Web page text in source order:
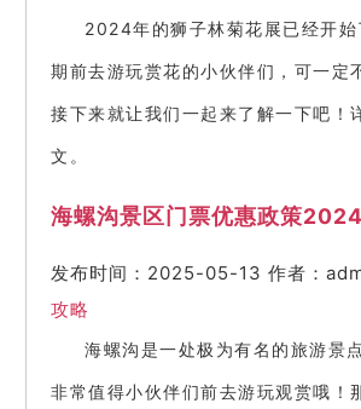
2024年的狮子林菊花展已经开始
期前去游玩赏花的小伙伴们，可一定
接下来就让我们一起来了解一下吧！
文。
海螺沟景区门票优惠政策
发布时间：2025-05-13 作者：
攻略
海螺沟是一处极为有名的旅游景
非常值得小伙伴们前去游玩观赏哦！